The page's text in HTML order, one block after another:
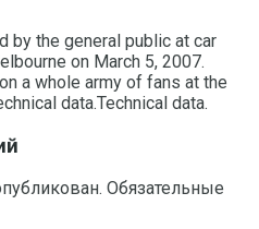
by the general public at car
on March 5, 2007.
a whole army of fans at the
data.Technical data.
Обязательные